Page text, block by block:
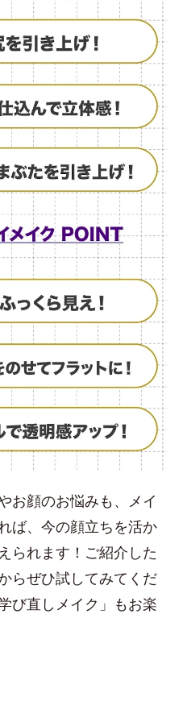
お顔のお悩みも、メイ
ば、今の顔立ちを活か
られます！ご紹介した
らぜひ試してみてくだ
び直しメイク」もお楽